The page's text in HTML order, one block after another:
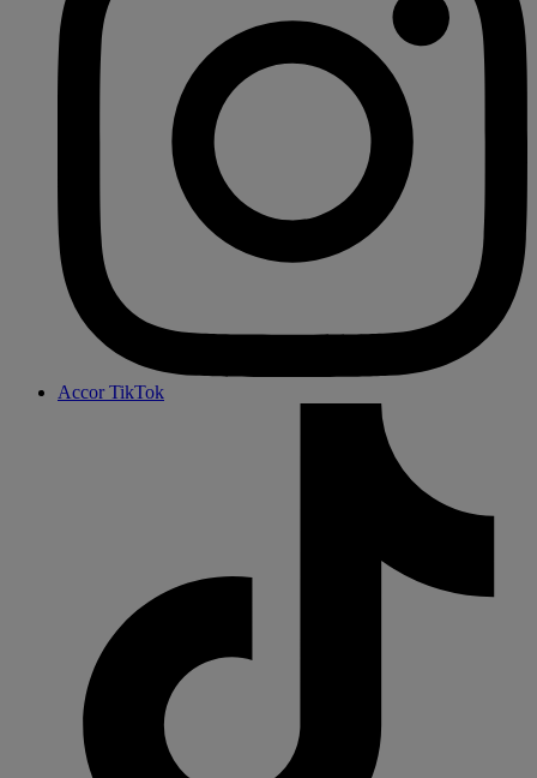
Accor TikTok